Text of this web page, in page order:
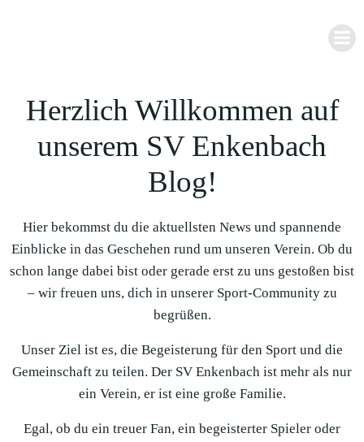
Herzlich Willkommen auf
unserem SV Enkenbach
Blog!
Hier bekommst du die aktuellsten News und spannende
Einblicke in das Geschehen rund um unseren Verein. Ob du
schon lange dabei bist oder gerade erst zu uns gestoßen bist
– wir freuen uns, dich in unserer Sport-Community zu
begrüßen.
Unser Ziel ist es, die Begeisterung für den Sport und die
Gemeinschaft zu teilen. Der SV Enkenbach ist mehr als nur
ein Verein, er ist eine große Familie.
Egal, ob du ein treuer Fan, ein begeisterter Spieler oder